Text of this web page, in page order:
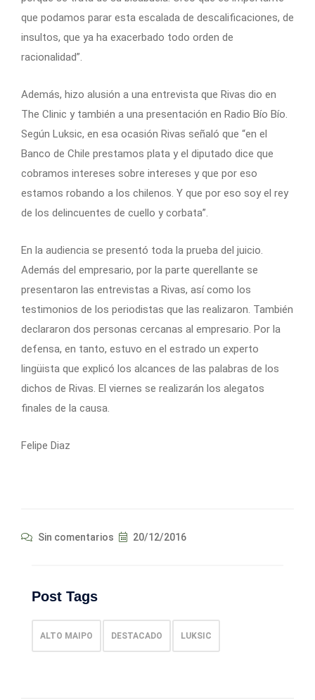
que podamos parar esta escalada de descalificaciones, de
insultos, que ya ha exacerbado todo orden de
racionalidad”.
Además, hizo alusión a una entrevista que Rivas dio en
The Clinic y también a una presentación en Radio Bío Bío.
Según Luksic, en esa ocasión Rivas señaló que “en el
Banco de Chile prestamos plata y el diputado dice que
cobramos intereses sobre intereses y que por eso
estamos robando a los chilenos. Y que por eso soy el rey
de los delincuentes de cuello y corbata”.
En la audiencia se presentó toda la prueba del juicio.
Además del empresario, por la parte querellante se
presentaron las entrevistas a Rivas, así como los
testimonios de los periodistas que las realizaron. También
declararon dos personas cercanas al empresario. Por la
defensa, en tanto, estuvo en el estrado un experto
lingüista que explicó los alcances de las palabras de los
dichos de Rivas. El viernes se realizarán los alegatos
finales de la causa.
Felipe Diaz
Sin comentarios 20/12/2016
Post Tags
ALTO MAIPO DESTACADO LUKSIC